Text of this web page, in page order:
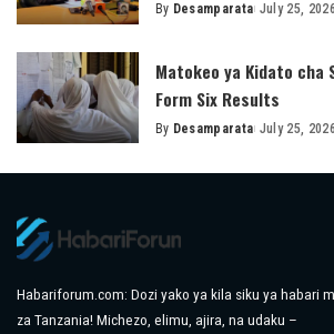
Posted
By Desamparata July 25, 2026
Matokeo ya Kidato cha
Form Six Results
Posted
By Desamparata July 25, 2026
Habariforum.com: Dozi yako ya kila siku ya habari
za Tanzania! Michezo, elimu, ajira, na udaku –